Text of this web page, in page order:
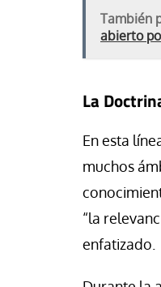
También
abierto
La
En esta
muchos
“la
enfatizado.